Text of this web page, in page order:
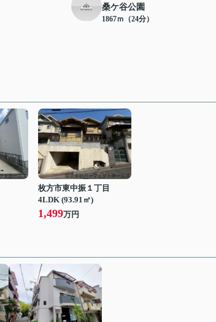
桑ケ谷公園
1867ｍ（24分）
枚方市東中振１丁目
4LDK (93.91㎡)
1,499万円